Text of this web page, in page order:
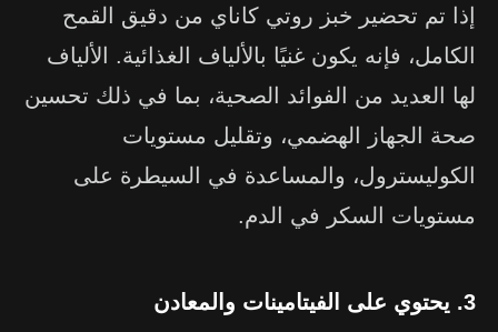
إذا تم تحضير خبز روتي كاناي من دقيق القمح
الكامل، فإنه يكون غنيًا بالألياف الغذائية. الألياف
لها العديد من الفوائد الصحية، بما في ذلك تحسين
صحة الجهاز الهضمي، وتقليل مستويات
الكوليسترول، والمساعدة في السيطرة على
مستويات السكر في الدم.
3. يحتوي على الفيتامينات والمعادن